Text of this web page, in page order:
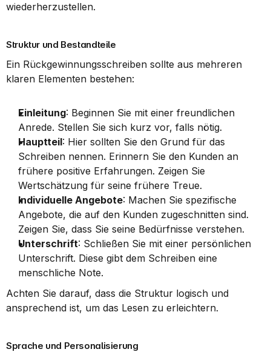
wiederherzustellen.
Struktur und Bestandteile
Ein Rückgewinnungsschreiben sollte aus mehreren
klaren Elementen bestehen:
Einleitung: Beginnen Sie mit einer freundlichen
Anrede. Stellen Sie sich kurz vor, falls nötig.
Hauptteil: Hier sollten Sie den Grund für das
Schreiben nennen. Erinnern Sie den Kunden an
frühere positive Erfahrungen. Zeigen Sie
Wertschätzung für seine frühere Treue.
Individuelle Angebote: Machen Sie spezifische
Angebote, die auf den Kunden zugeschnitten sind.
Zeigen Sie, dass Sie seine Bedürfnisse verstehen.
Unterschrift: Schließen Sie mit einer persönlichen
Unterschrift. Diese gibt dem Schreiben eine
menschliche Note.
Achten Sie darauf, dass die Struktur logisch und
ansprechend ist, um das Lesen zu erleichtern.
Sprache und Personalisierung